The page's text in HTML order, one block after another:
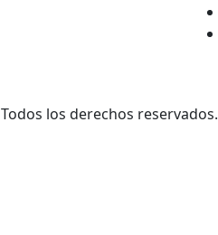
los derechos reservados.